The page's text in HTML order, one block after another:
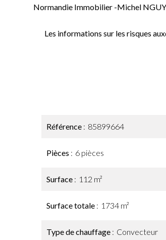
Normandie Immobilier -Michel
Les informations sur les risques
Référence 85899664
Pièces 6 pièces
Surface 112 m²
Surface totale 1734 m²
Type de chauffage Convecteur